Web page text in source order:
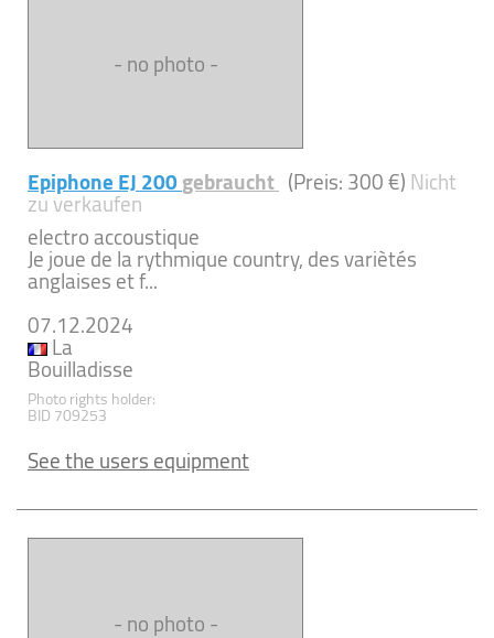
- no photo -
Epiphone EJ 200gebraucht (Preis: 300 €)Nicht
zu verkaufen
electro accoustique
Je joue de la rythmique country, des variètés
anglaises et f...
07.12.2024
La
Bouilladisse
Photo rights holder:
BID 709253
See the users equipment
- no photo -